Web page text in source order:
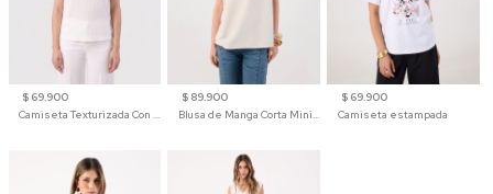
$ 69.900
$ 89.900
$ 69.900
Camiseta estampada